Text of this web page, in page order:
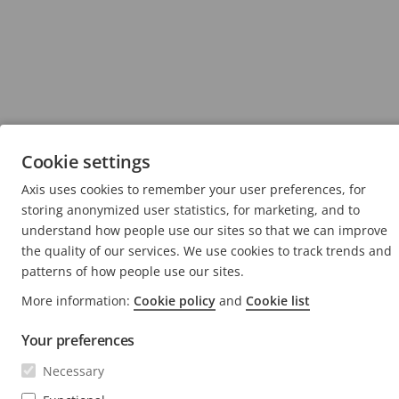
Cookie settings
Axis uses cookies to remember your user preferences, for
storing anonymized user statistics, for marketing, and to
understand how people use our sites so that we can improve
the quality of our services. We use cookies to track trends and
patterns of how people use our sites.
More information: Cookie policy and Cookie list
Your preferences
Necessary